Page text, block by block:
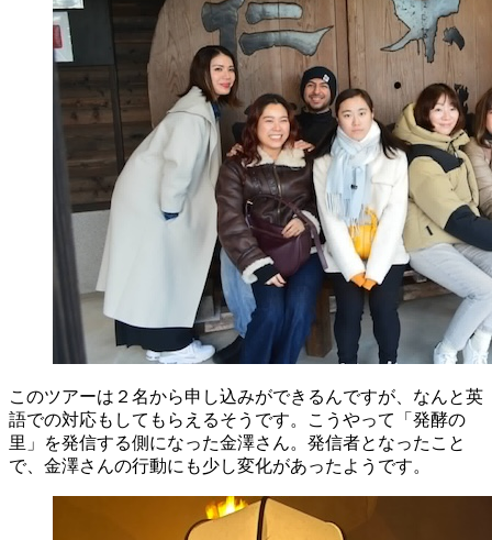
このツアーは２名から申し込みができるんですが、なんと英
語での対応もしてもらえるそうです。こうやって「発酵の
里」を発信する側になった金澤さん。発信者となったこと
で、金澤さんの行動にも少し変化があったようです。